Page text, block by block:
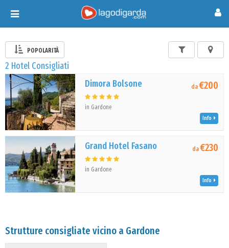
Toggle
navigation
POPOLARITÀ
2 Hotel Consigliati
Dimora Bolsone
in Gardone
da€200
Info
Grand Hotel Fasano
in Gardone
da€230
Info
Strutture consigliate vicino a Gardone